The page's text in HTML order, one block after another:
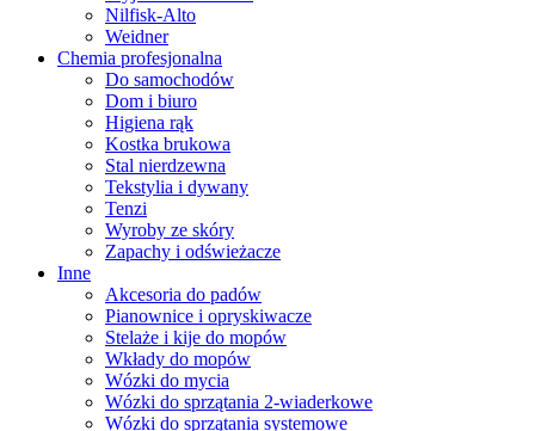
Nilfisk-Alto
Weidner
Chemia profesjonalna
Do samochodów
Dom i biuro
Higiena rąk
Kostka brukowa
Stal nierdzewna
Tekstylia i dywany
Tenzi
Wyroby ze skóry
Zapachy i odświeżacze
Inne
Akcesoria do padów
Pianownice i opryskiwacze
Stelaże i kije do mopów
Wkłady do mopów
Wózki do mycia
Wózki do sprzątania 2-wiaderkowe
Wózki do sprzątania systemowe